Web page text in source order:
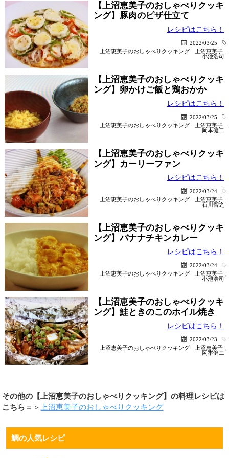
【上沼恵美子のおしゃべりクッキ
ング】豚肉のピザ仕立て
レシピはこちら！
2022/03/25
上沼恵美子のおしゃべりクッキング
上沼恵美子
小池浩司
【上沼恵美子のおしゃべりクッキ
ング】卵かけご飯と鶏おかか
レシピはこちら！
2022/03/25
上沼恵美子のおしゃべりクッキング
上沼恵美子
岡本健二
【上沼恵美子のおしゃべりクッキ
ング】カーリーファン
レシピはこちら！
2022/03/24
上沼恵美子のおしゃべりクッキング
上沼恵美子
石川智之
【上沼恵美子のおしゃべりクッキ
ング】バナナチキンカレー
レシピはこちら！
2022/03/24
上沼恵美子のおしゃべりクッキング
上沼恵美子
小池浩司
【上沼恵美子のおしゃべりクッキ
ング】鮭ときのこのホイル焼き
レシピはこちら！
2022/03/23
上沼恵美子のおしゃべりクッキング
上沼恵美子
岡本健二
その他の【上沼恵美子のおしゃべりクッキング】の料理レシピは
こちら ＝＞ 上沼恵美子のおしゃべりクッキング
鯛の人気レシピ